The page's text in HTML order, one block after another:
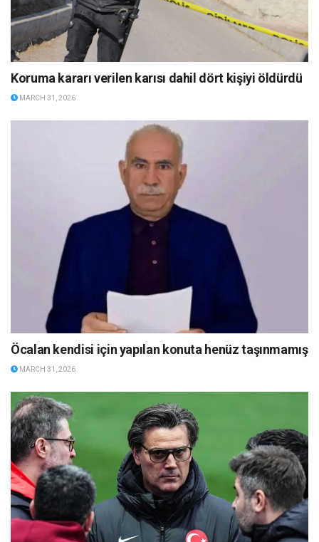
Koruma kararı verilen karısı dahil dört kişiyi öldürdü
MARCH 31, 2026
Öcalan kendisi için yapılan konuta henüz taşınmamış
MARCH 31, 2026